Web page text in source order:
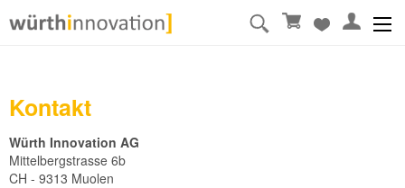
Kontakt
Würth Innovation AG
Mittelbergstrasse 6b
CH - 9313 Muolen